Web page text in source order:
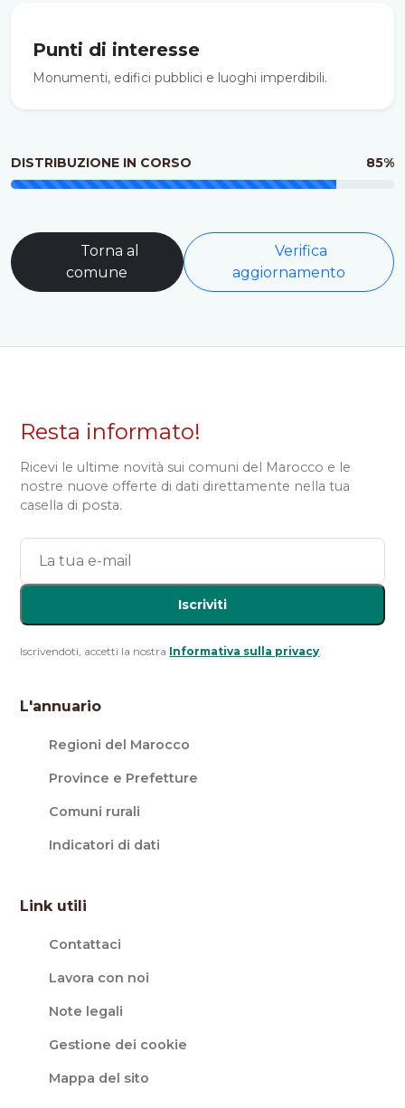
Punti di interesse
Monumenti, edifici pubblici e luoghi imperdibili.
DISTRIBUZIONE IN CORSO 85%
Torna al
comune
Verifica
aggiornamento
Resta informato!
Ricevi le ultime novità sui comuni del Marocco e le
nostre nuove offerte di dati direttamente nella tua
casella di posta.
Iscriviti
Iscrivendoti, accetti la nostra Informativa sulla privacy.
L'annuario
Regioni del Marocco
Province e Prefetture
Comuni rurali
Indicatori di dati
Link utili
Contattaci
Lavora con noi
Note legali
Gestione dei cookie
Mappa del sito